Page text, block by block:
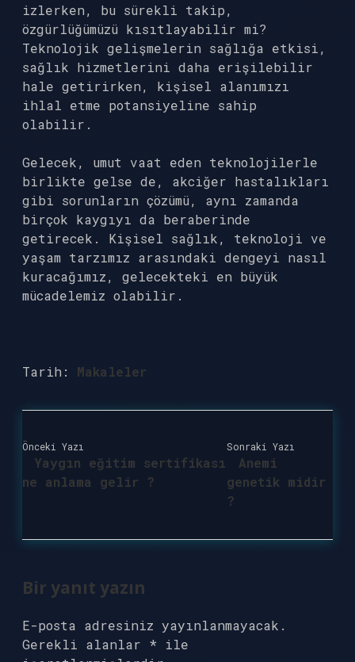
izlerken, bu sürekli takip,
özgürlüğümüzü kısıtlayabilir mi?
Teknolojik gelişmelerin sağlığa etkisi,
sağlık hizmetlerini daha erişilebilir
hale getirirken, kişisel alanımızı
ihlal etme potansiyeline sahip
olabilir.
Gelecek, umut vaat eden teknolojilerle
birlikte gelse de, akciğer hastalıkları
gibi sorunların çözümü, aynı zamanda
birçok kaygıyı da beraberinde
getirecek. Kişisel sağlık, teknoloji ve
yaşam tarzımız arasındaki dengeyi nasıl
kuracağımız, gelecekteki en büyük
mücadelemiz olabilir.
Tarih: Makaleler
Önceki Yazı
Yaygın eğitim sertifikası
ne anlama gelir ?
Sonraki Yazı
Anemi
genetik midir
?
Bir yanıt yazın
E-posta adresiniz yayınlanmayacak.
Gerekli alanlar * ile